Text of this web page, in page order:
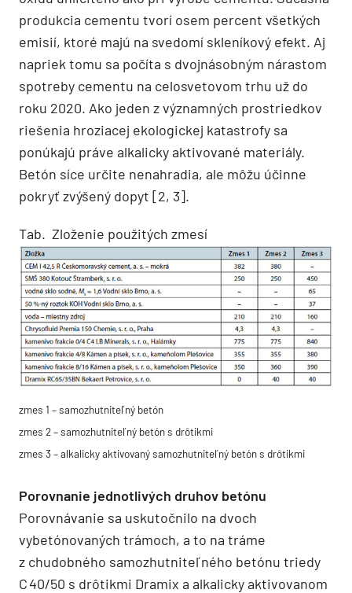
produkcia cementu tvorí osem percent všetkých
emisií, ktoré majú na svedomí skleníkový efekt. Aj
napriek tomu sa počíta s dvojnásobným nárastom
spotreby cementu na celosvetovom trhu už do
roku 2020. Ako jeden z významných prostriedkov
riešenia hroziacej ekologickej katastrofy sa
ponúkajú práve alkalicky aktivované materiály.
Betón síce určite nenahradia, ale môžu účinne
pokryť zvýšený dopyt [2, 3].
Tab. Zloženie použitých zmesí
zmes 1 – samozhutniteľný betón
zmes 2 – samozhutniteľný betón s drôtikmi
zmes 3 – alkalicky aktivovaný samozhutniteľný betón s drôtikmi
Porovnanie jednotlivých druhov betónu
Porovnávanie sa uskutočnilo na dvoch
vybetónovaných trámoch, a to na tráme
z chudobného samozhutniteľného betónu triedy
C 40/50 s drôtikmi Dramix a alkalicky aktivovanom